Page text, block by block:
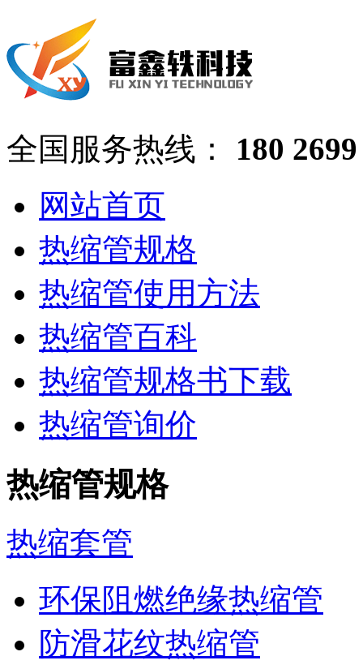
全国服务热线：
180
网站首页
热缩管规格
热缩管使用方法
热缩管百科
热缩管规格书下载
热缩管询价
热缩管规格
热缩套管
环保阻燃绝缘热缩管
防滑花纹热缩管